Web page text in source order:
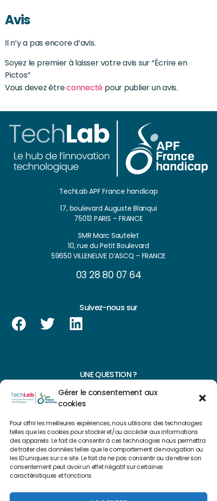
Gérer le consentement aux
cookies
Pour offrir les meilleures expériences, nous utilisons des technologies
telles que les cookies pour stocker et/ou accéder aux informations
des appareils. Le fait de consentir à ces technologies nous permettra
de traiter des données telles que le comportement de navigation ou
les ID uniques sur ce site. Le fait de ne pas consentir ou de retirer son
consentement peut avoir un effet négatif sur certaines
caractéristiques et fonctions.
Avis
Il n’y a pas encore d’avis.
Soyez le premier à laisser votre avis sur “Écrire en
Pictos”
Vous devez êtreconnecté pour publier un avis.
TechLab APF France handicap
17, boulevard Auguste Blanqui
75013 PARIS – FRANCE
SMR Marc Sautelet
10, rue du Petit Boulevard
59650 VILLENEUVE D’ASCQ – FRANCE
03 28 80 07 64
Suivez-nous sur
UNE QUESTION ?
CONTACTEZ-NOUS
NAVIGUER SUR NOTRE SITE
Plan du site
FAIRE UN DON
Copyright 2022 © Créé par